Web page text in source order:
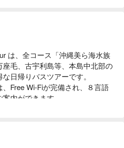
は、全コース「沖縄美ら海水族
毛、古宇利島等、本島中北部の
日帰りバスツアーです。
Free Wi-Fiが完備され、８言語
内ができます。
、沖縄の地元のお酒や食べ物が
。